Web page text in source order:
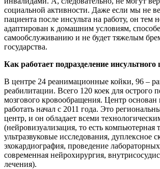
социальной активности. Даже если мы не
пациента после инсульта на работу, он тем
адаптирован к домашним условиям,
самообслуживанию и не будет тяжелым
государства.
Как работает подразделение инсультного
В центре 24 реанимационные койки, 96 –
реабилитации. Всего 120 коек для острого
мозгового кровообращения. Центр основан
работать начал с 2011 года. Это
центр, и он обладает всеми
(нейровизуализация, то есть
ультразвуковые исследования, дуплексное
эхокардиография, проведение
современная нейрохирургия,
лечения).